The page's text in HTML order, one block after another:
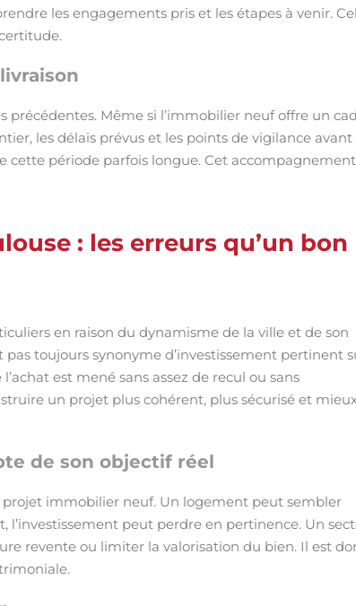
les engagements pris et les étapes à venir.
précédentes. Même si l’immobilier neuf offre un
les délais prévus et les points de vigilance avant
cette période parfois longue. Cet accompagnement
: les erreurs qu’un bon
en raison du dynamisme de la ville et de son
toujours synonyme d’investissement pertinent
est mené sans assez de recul ou sans
un projet plus cohérent, plus sécurisé et
de son objectif réel
projet immobilier neuf. Un logement peut sembler
peut perdre en pertinence. Un
revente ou limiter la valorisation du bien. Il est